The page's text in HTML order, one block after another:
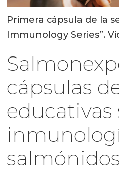
Primera cápsula de la
Immunology Series”.
cápsulas
educativas
salmónidos